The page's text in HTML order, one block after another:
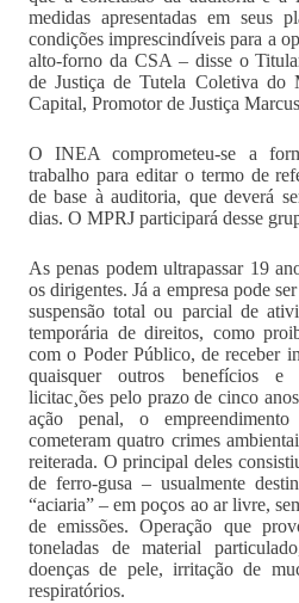
medidas apresentadas em seus
condições imprescindíveis para a
alto-forno da CSA – disse o
de Justiça de Tutela Coletiva do
Capital, Promotor de Justiça
O INEA comprometeu-se a
trabalho para editar o termo de
de base à auditoria, que deverá
dias. O MPRJ participará desse
As penas podem ultrapassar 19
os dirigentes. Já a empresa pode
suspensão total ou parcial de
temporária de direitos, como
com o Poder Público, de receber
quaisquer outros benefícios
licitac¸ões pelo prazo de cinco
ação penal, o
cometeram quatro crimes
reiterada. O principal deles
de ferro-gusa – usualmente
“aciaria” – em poços ao ar livre,
de emissões. Operação que
toneladas de material
doenças de pele, irritação de
respiratórios.